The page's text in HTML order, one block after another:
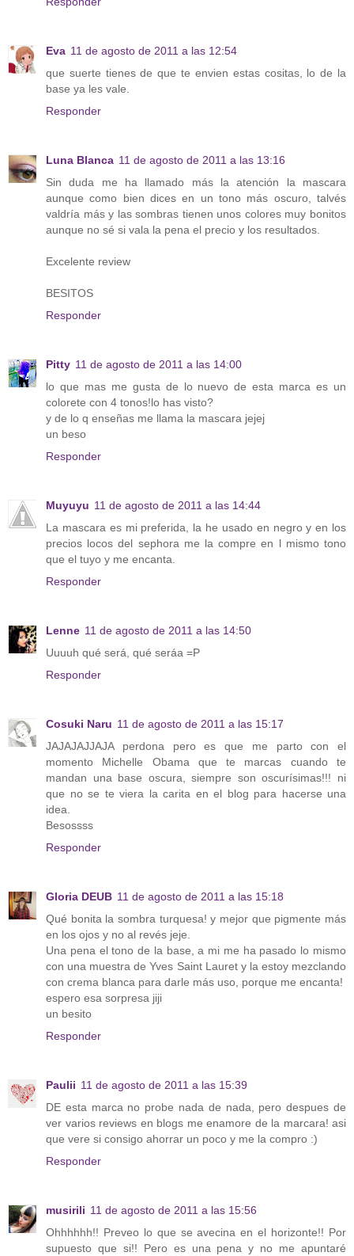
Eva 11 de agosto de 2011 a las 12:54
que suerte tienes de que te envien estas cositas, lo de la
base ya les vale.
Responder
Luna Blanca 11 de agosto de 2011 a las 13:16
Sin duda me ha llamado más la atención la mascara
aunque como bien dices en un tono más oscuro, talvés
valdría más y las sombras tienen unos colores muy bonitos
aunque no sé si vala la pena el precio y los resultados.
Excelente review
BESITOS
Responder
Pitty 11 de agosto de 2011 a las 14:00
lo que mas me gusta de lo nuevo de esta marca es un
colorete con 4 tonos!lo has visto?
y de lo q enseñas me llama la mascara jejej
un beso
Responder
Muyuyu 11 de agosto de 2011 a las 14:44
La mascara es mi preferida, la he usado en negro y en los
precios locos del sephora me la compre en l mismo tono
que el tuyo y me encanta.
Responder
Lenne 11 de agosto de 2011 a las 14:50
Uuuuh qué será, qué seráa =P
Responder
Cosuki Naru 11 de agosto de 2011 a las 15:17
JAJAJAJJAJA perdona pero es que me parto con el
momento Michelle Obama que te marcas cuando te
mandan una base oscura, siempre son oscurísimas!!! ni
que no se te viera la carita en el blog para hacerse una
idea.
Besossss
Responder
Gloria DEUB 11 de agosto de 2011 a las 15:18
Qué bonita la sombra turquesa! y mejor que pigmente más
en los ojos y no al revés jeje.
Una pena el tono de la base, a mi me ha pasado lo mismo
con una muestra de Yves Saint Lauret y la estoy mezclando
con crema blanca para darle más uso, porque me encanta!
espero esa sorpresa jiji
un besito
Responder
Paulii 11 de agosto de 2011 a las 15:39
DE esta marca no probe nada de nada, pero despues de
ver varios reviews en blogs me enamore de la marcara! asi
que vere si consigo ahorrar un poco y me la compro :)
Responder
musirili 11 de agosto de 2011 a las 15:56
Ohhhhhh!! Preveo lo que se avecina en el horizonte!! Por
supuesto que si!! Pero es una pena y no me apuntaré